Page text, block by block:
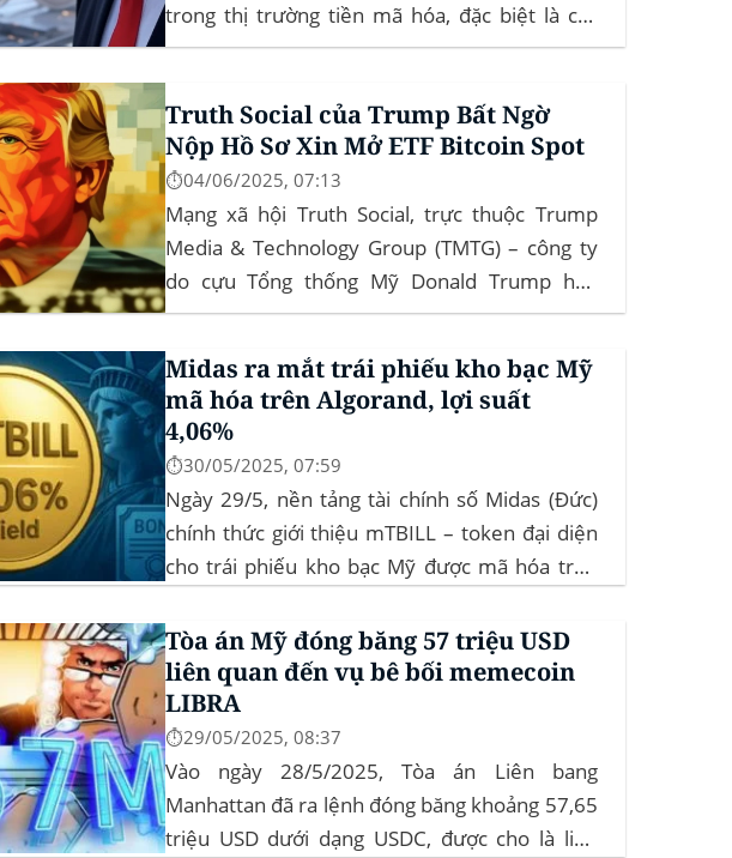
trong thị trường tiền mã hóa, đặc biệt là các
đồng meme coin. Elon Musk rời khỏi D.O.G.E.
(Department of Government Efficiency) và chỉ
trích dự luật “Big Beautiful Bill” của Trump,...
Truth Social của Trump Bất Ngờ
Nộp Hồ Sơ Xin Mở ETF Bitcoin Spot
⏱️04/06/2025, 07:13
Mạng xã hội Truth Social, trực thuộc Trump
Media & Technology Group (TMTG) – công ty
do cựu Tổng thống Mỹ Donald Trump hậu
thuẫn – vừa chính thức đệ trình hồ sơ lên Ủy
ban Chứng khoán và Giao dịch Mỹ (SEC) để xin
phê duyệt quỹ ETF Bitcoin...
Midas ra mắt trái phiếu kho bạc Mỹ
mã hóa trên Algorand, lợi suất
4,06%
⏱️30/05/2025, 07:59
Ngày 29/5, nền tảng tài chính số Midas (Đức)
chính thức giới thiệu mTBILL – token đại diện
cho trái phiếu kho bạc Mỹ được mã hóa trên
4,06%/năm mà không yêu cầu mức đầu tư tối
thiểu. mTBILL được bảo chứng bằng...
Tòa án Mỹ đóng băng 57 triệu USD
liên quan đến vụ bê bối memecoin
LIBRA
⏱️29/05/2025, 08:37
Vào ngày 28/5/2025, Tòa án Liên bang
Manhattan đã ra lệnh đóng băng khoảng 57,65
triệu USD dưới dạng USDC, được cho là liên